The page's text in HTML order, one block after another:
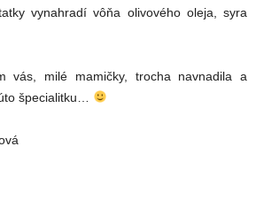
vynahradí vôňa olivového oleja, syra
vás, milé mamičky, trocha navnadila a
špecialitku…